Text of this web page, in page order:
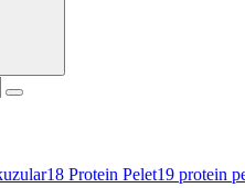
18 Protein Pelet19 protein